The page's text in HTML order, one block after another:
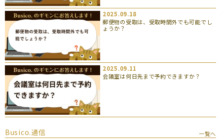
2025.09.18
郵便物の受取は、受取時間外でも可能でし
ょうか？
2025.09.11
会議室は何日先まで予約できますか？
Busico.通信
一覧へ